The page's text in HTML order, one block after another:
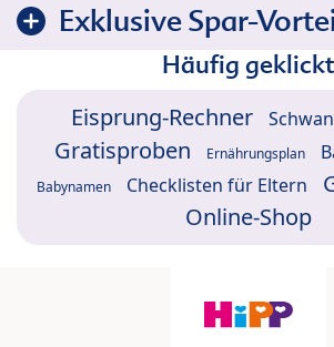
Exklusive Spar-
Häufig geklickt
Eisprung-Rechner
Gratisproben Ernährungsplan
Babynamen Checklisten für Eltern
Online-Shop